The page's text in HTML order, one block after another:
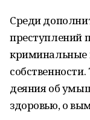
Среди
преступлений
криминальные
деяния об
здоровью, о